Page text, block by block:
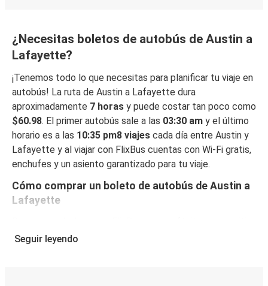
¿Necesitas boletos de autobús de Austin a
Lafayette?
¡Tenemos todo lo que necesitas para planificar tu viaje en
autobús! La ruta de Austin a Lafayette dura
aproximadamente 7 horas y puede costar tan poco como
$60.98. El primer autobús sale a las 03:30 am y el último
horario es a las 10:35 pm8 viajes cada día entre Austin y
Lafayette y al viajar con FlixBus cuentas con Wi-Fi gratis,
enchufes y un asiento garantizado para tu viaje.
Cómo comprar un boleto de autobús de Austin a
Lafayette
web o en la app gratuita de FlixBus, puedes completar tu
Seguir leyendo